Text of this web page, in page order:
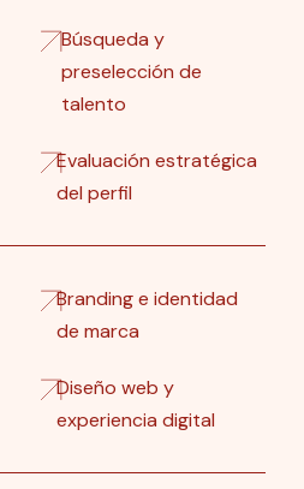
Búsqueda y
preselección de
talento
Evaluación estratégica
del perfil
Branding e identidad
de marca
Diseño web y
experiencia digital